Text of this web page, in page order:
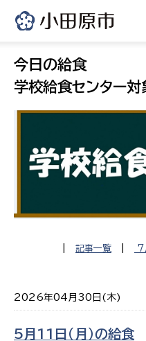
今日の給食
学校給食センター対
記事一覧 7
2026年04月30日(木)
5月11日（月）の給食